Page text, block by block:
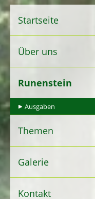
Startseite
Über uns
Runenstein
Ausgaben
Themen
Galerie
Kontakt